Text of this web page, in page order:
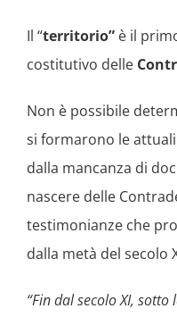
Il “territorio” è il
costitutivo delle
Non è possibile
si formarono le
dalla mancanza di
nascere delle
testimonianze che
dalla metà del secolo
“Fin dal secolo XI,